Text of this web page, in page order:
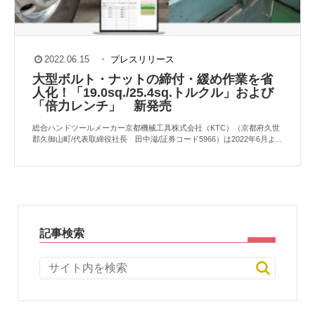
2022.06.15 ・ プレスリリース
大型ボルト・ナットの締付・緩め作業を省
人化！「19.0sq./25.4sq.トルクル」および
「倍力レンチ」 新発売
総合ハンドツールメーカー京都機械工具株式会社（KTC）（京都府久世
郡久御山町/代表取締役社長 田中滋/証券コード5966）は2022年6月よ...
記事検索